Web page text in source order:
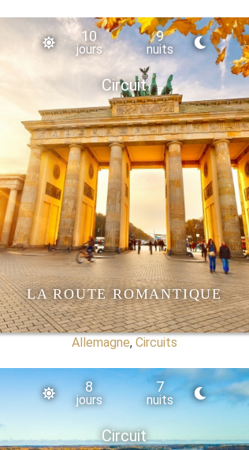
Circuit
10
jours
9
nuits
LA ROUTE ROMANTIQUE
Allemagne, Circuits
Circuit
8
jours
7
nuits